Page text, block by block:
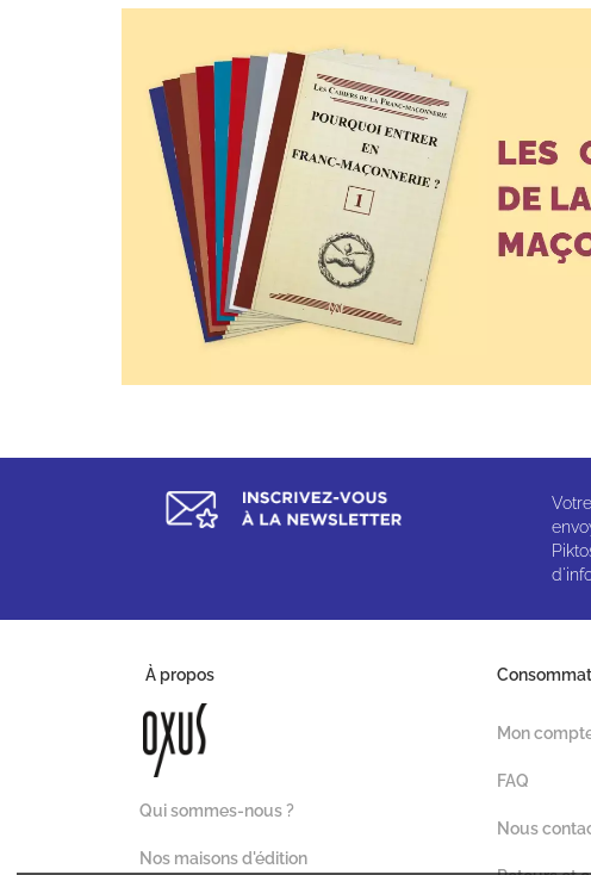
À propos
Qui sommes-nous ?
Nos maisons d'édition
Mon
FAQ
Nous